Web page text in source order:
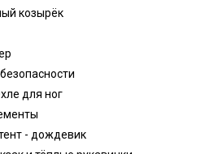
козырёк
для ног
- дождевик